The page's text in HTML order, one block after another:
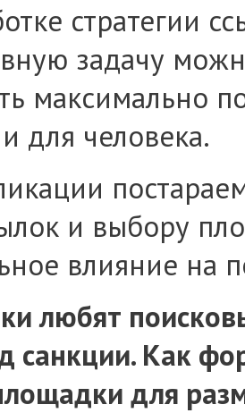
стратегии
задачу
максимально
для человека.
и выбору
влияние на
любят
санкции. Как
для